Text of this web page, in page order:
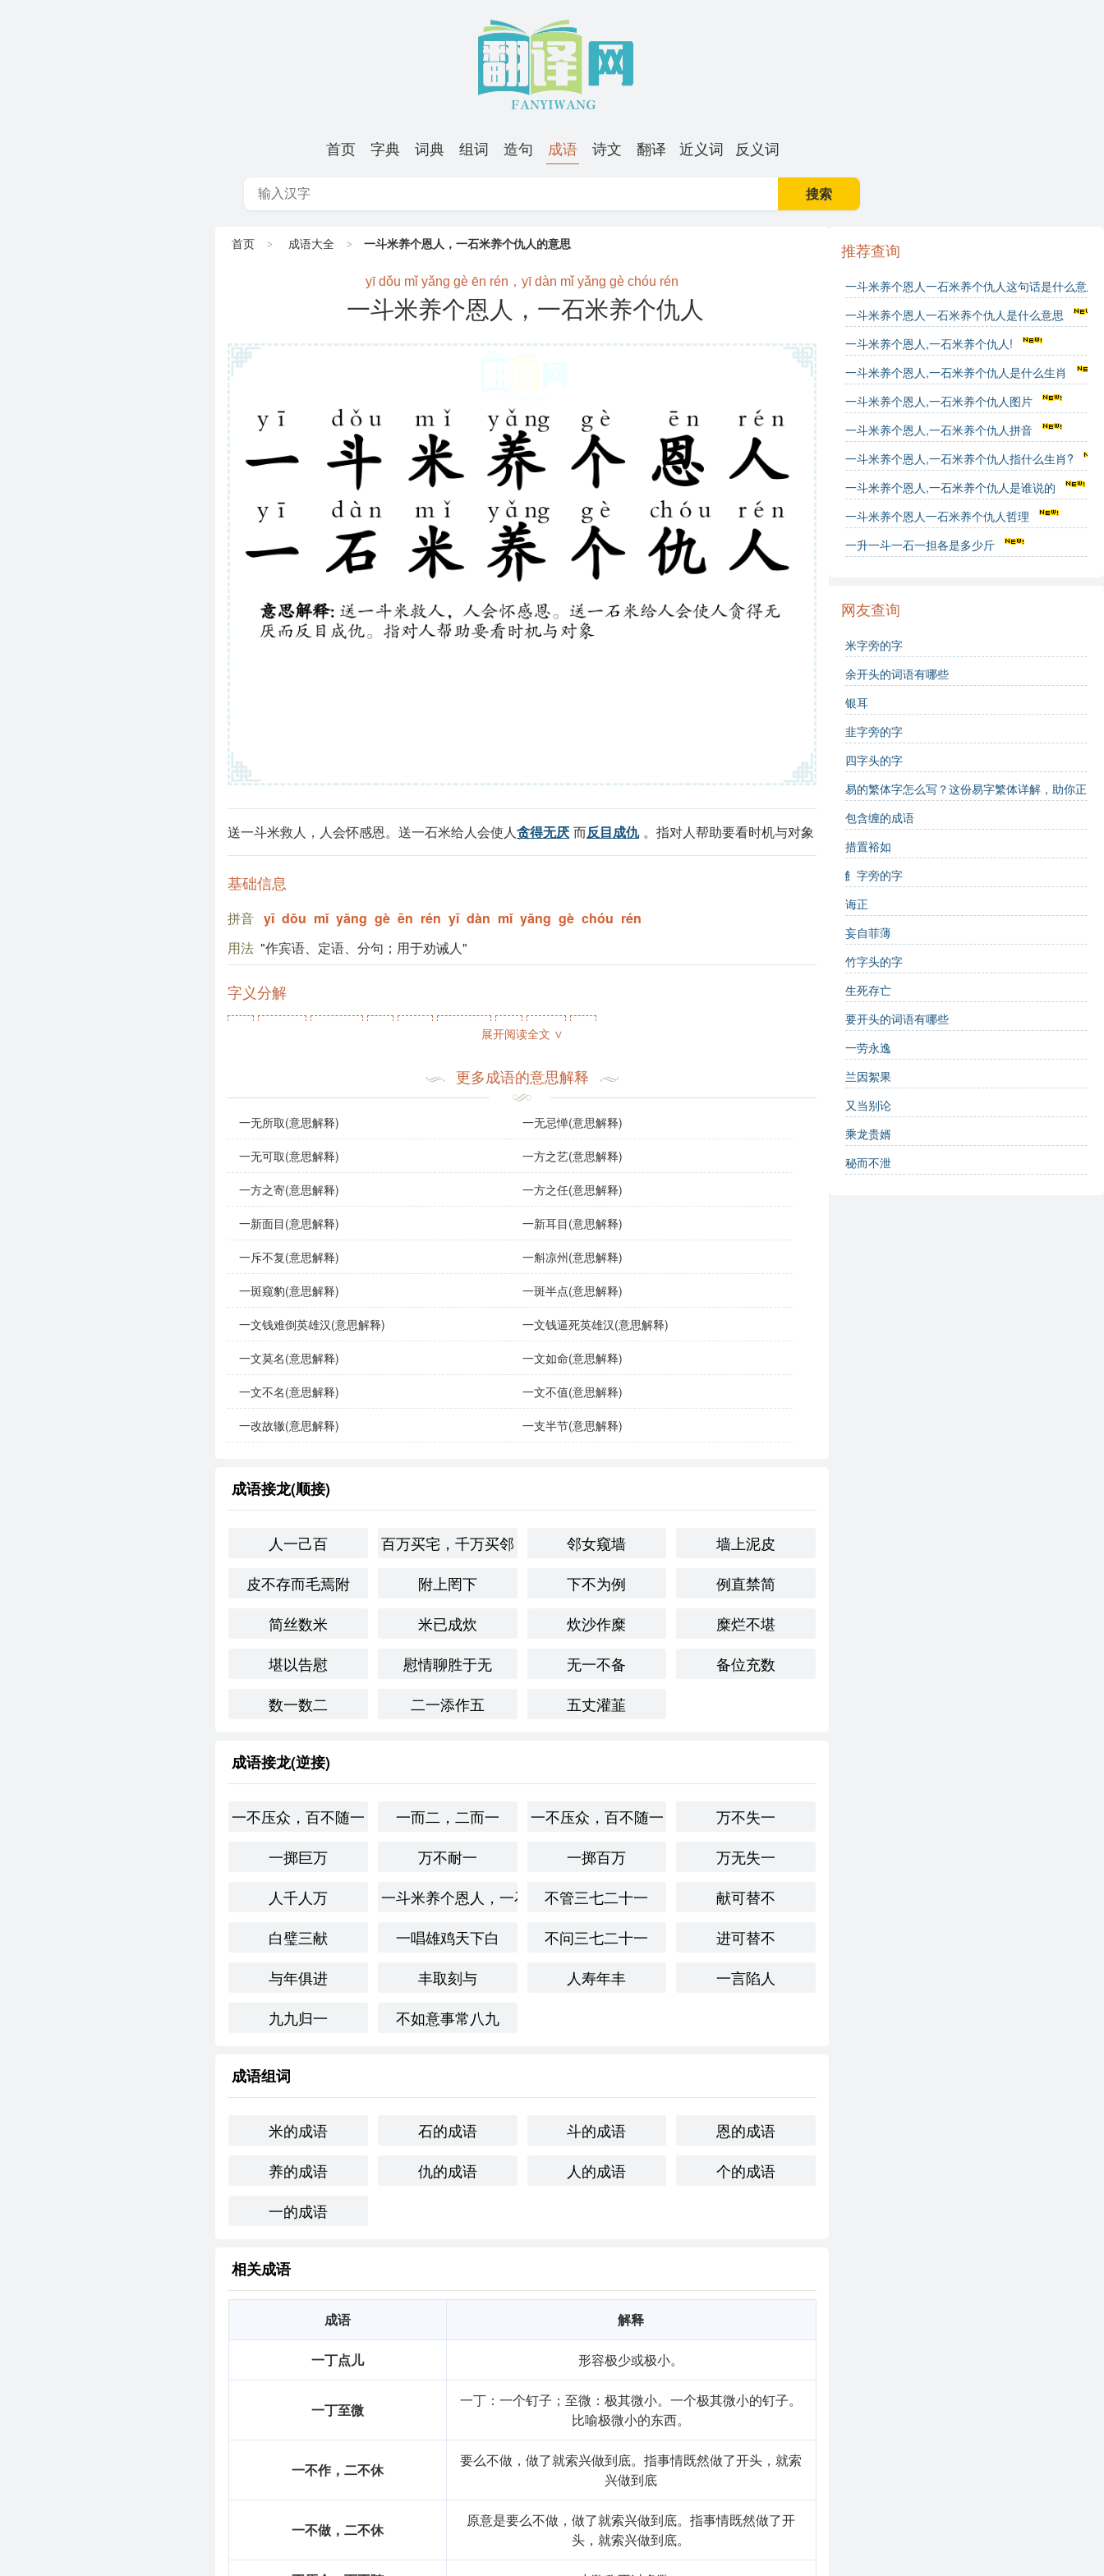
首页 字典 词典 组词 造句 成语 诗文 翻译 近义词 反义词
搜索
首页 成语大全 一斗米养个恩人，一石米养个仇人的意思
yī dǒu mǐ yǎng gè ēn rén，yī dàn mǐ yǎng gè chóu rén
一斗米养个恩人，一石米养个仇人
送一斗米救人，人会怀感恩。送一石米给人会使人贪得无厌 而反目成仇 。指对人帮助要看时机与对象
基础信息
拼音 yī dǒu mǐ yǎng gè ēn rén yī dàn mǐ yǎng gè chóu rén
用法 "作宾语、定语、分句；用于劝诫人"
字义分解
chóu,qiú rén
人
gè,gě
个
展开阅读全文 ∨
更多成语的意思解释
一无所取(意思解释) 一无忌惮(意思解释)
一无可取(意思解释) 一方之艺(意思解释)
一方之寄(意思解释) 一方之任(意思解释)
一新面目(意思解释) 一新耳目(意思解释)
一斥不复(意思解释) 一斛凉州(意思解释)
一斑窥豹(意思解释) 一斑半点(意思解释)
一文钱难倒英雄汉(意思解释) 一文钱逼死英雄汉(意思解释)
一文莫名(意思解释) 一文如命(意思解释)
一文不名(意思解释) 一文不值(意思解释)
一改故辙(意思解释) 一支半节(意思解释)
成语接龙(顺接)
人一己百 百万买宅，千万买邻 邻女窥墙
墙上泥皮
皮不存而毛焉附
附上罔下 下不为例
例直禁简
简丝数米
米已成炊 炊沙作糜
糜烂不堪
堪以告慰
慰情聊胜于无 无一不备
备位充数
数一数二
二一添作五 五丈灌韮
成语接龙(逆接)
一不压众，百不随一 一而二，二而一 一不压众，百不随一
万不失一
一掷巨万
万不耐一 一掷百万
万无失一
人千人万
一斗米养个恩人，一石米养个仇人
不管三七二十一
献可替不
白璧三献
一唱雄鸡天下白 不问三七二十一
进可替不
与年俱进
丰取刻与 人寿年丰
一言陷人
九九归一
不如意事常八九
成语组词
米的成语 石的成语 斗的成语
恩的成语
养的成语
仇的成语 人的成语
个的成语
一的成语
相关成语
成语 解释
一丁点儿 形容极少或极小。
一丁至微
一丁：一个钉子；至微：极其微小。一个极其微小的钉子。
比喻极微小的东西。
一不作，二不休
要么不做，做了就索兴做到底。指事情既然做了开头，就索
兴做到底
一不做，二不休
原意是要么不做，做了就索兴做到底。指事情既然做了开
头，就索兴做到底。
推荐查询
一斗米养个恩人一石米养个仇人这句话是什么意思
一斗米养个恩人一石米养个仇人是什么意思
一斗米养个恩人,一石米养个仇人!
一斗米养个恩人,一石米养个仇人是什么生肖
一斗米养个恩人,一石米养个仇人图片
一斗米养个恩人,一石米养个仇人拼音
一斗米养个恩人,一石米养个仇人指什么生肖?
一斗米养个恩人,一石米养个仇人是谁说的
一斗米养个恩人一石米养个仇人哲理
一升一斗一石一担各是多少斤
网友查询
米字旁的字
余开头的词语有哪些
银耳
韭字旁的字
四字头的字
易的繁体字怎么写？这份易字繁体详解，助你正
确书写汉字_汉字繁体学习
包含缠的成语
措置裕如
飠字旁的字
诲正
妄自菲薄
竹字头的字
生死存亡
要开头的词语有哪些
一劳永逸
兰因絮果
又当别论
乘龙贵婿
秘而不泄